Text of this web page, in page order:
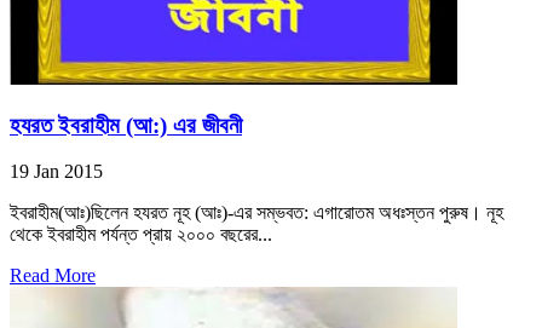
হযরত ইবরাহীম (আ:) এর জীবনী
19 Jan 2015
ইবরাহীম(আঃ)ছিলেন হযরত নূহ (আঃ)-এর সম্ভবত: এগারোতম অধঃস্তন পুরুষ। নূহ
থেকে ইবরাহীম পর্যন্ত প্রায় ২০০০ বছরের...
Read More